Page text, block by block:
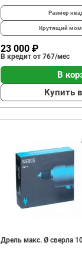
Размер
Крутящий
23 000 ₽
В кредит от 767/мес
В
Купить
Дрель макс. Ø сверла